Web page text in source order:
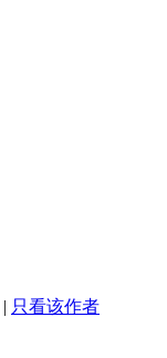
| 只看该作者